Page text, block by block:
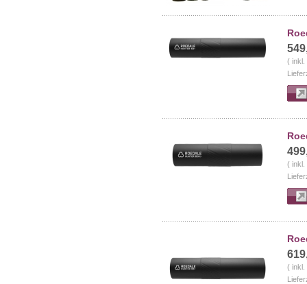
( inkl.
( inkl.
( inkl.